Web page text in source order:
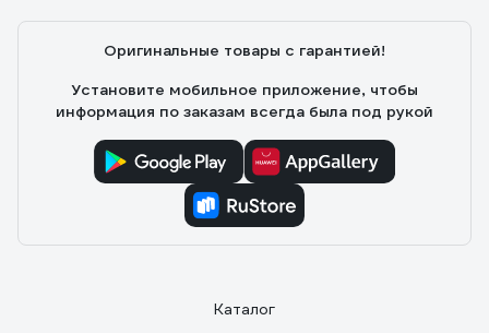
Оригинальные товары с гарантией!
Установите мобильное приложение, чтобы
информация по заказам всегда была под рукой
Каталог